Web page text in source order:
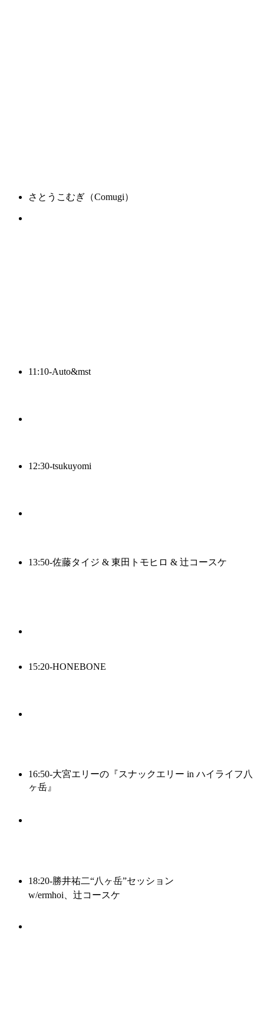
さとうこむぎ（Comugi）
11:10-Auto&mst
12:30-tsukuyomi
13:50-佐藤タイジ & 東田トモヒロ & 辻コースケ
15:20-HONEBONE
16:50-大宮エリーの『スナックエリー in ハイライフ八
ヶ岳』
18:20-勝井祐二“八ヶ岳”セッション
w/ermhoi、辻コースケ